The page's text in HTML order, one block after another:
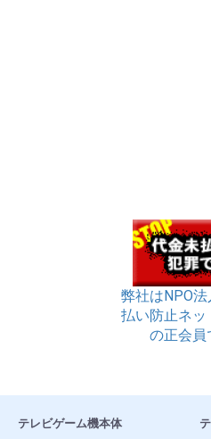
弊社はNPO
払い防止ネッ
の正会員
テレビゲーム機本体